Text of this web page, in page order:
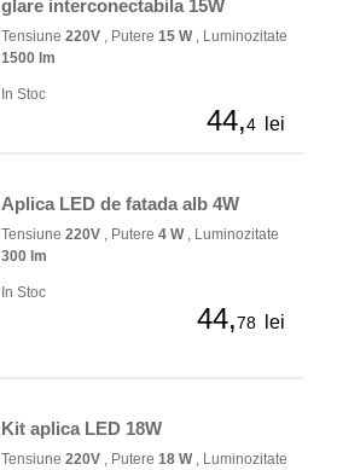
glare interconectabila 15W
Tensiune 220V , Putere 15 W, Luminozitate
1500 lm
In Stoc
44,4 lei
Aplica LED de fatada alb 4W
Tensiune 220V , Putere 4 W, Luminozitate
300 lm
In Stoc
44,78 lei
Kit aplica LED 18W
Tensiune 220V , Putere 18 W, Luminozitate